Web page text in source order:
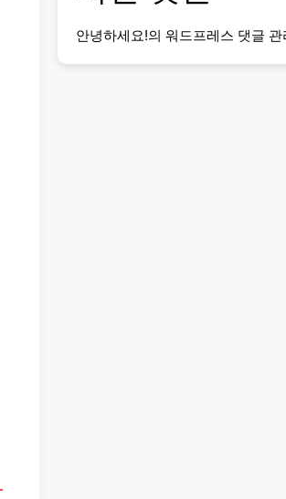
안녕하세요!의 워드프레스 댓글 관